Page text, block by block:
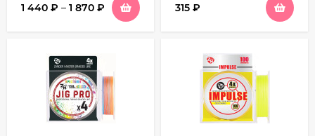
1 440 ₽ – 1 870 ₽ 315 ₽